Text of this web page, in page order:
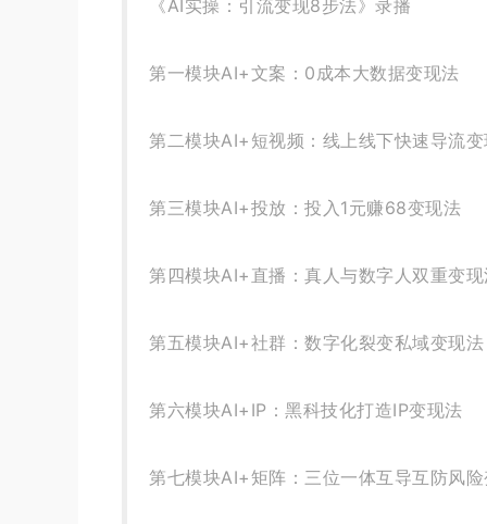
《AI实操：引流变现8步法》录播
第一模块AI+文案：0成本大数据变现法
第二模块AI+短视频：线上线下快速导流
第三模块AI+投放：投入1元赚68变现法
第四模块AI+直播：真人与数字人双重变
第五模块AI+社群：数字化裂变私域变现法
第六模块AI+IP：黑科技化打造IP变现法
第七模块AI+矩阵：三位一体互导互防风